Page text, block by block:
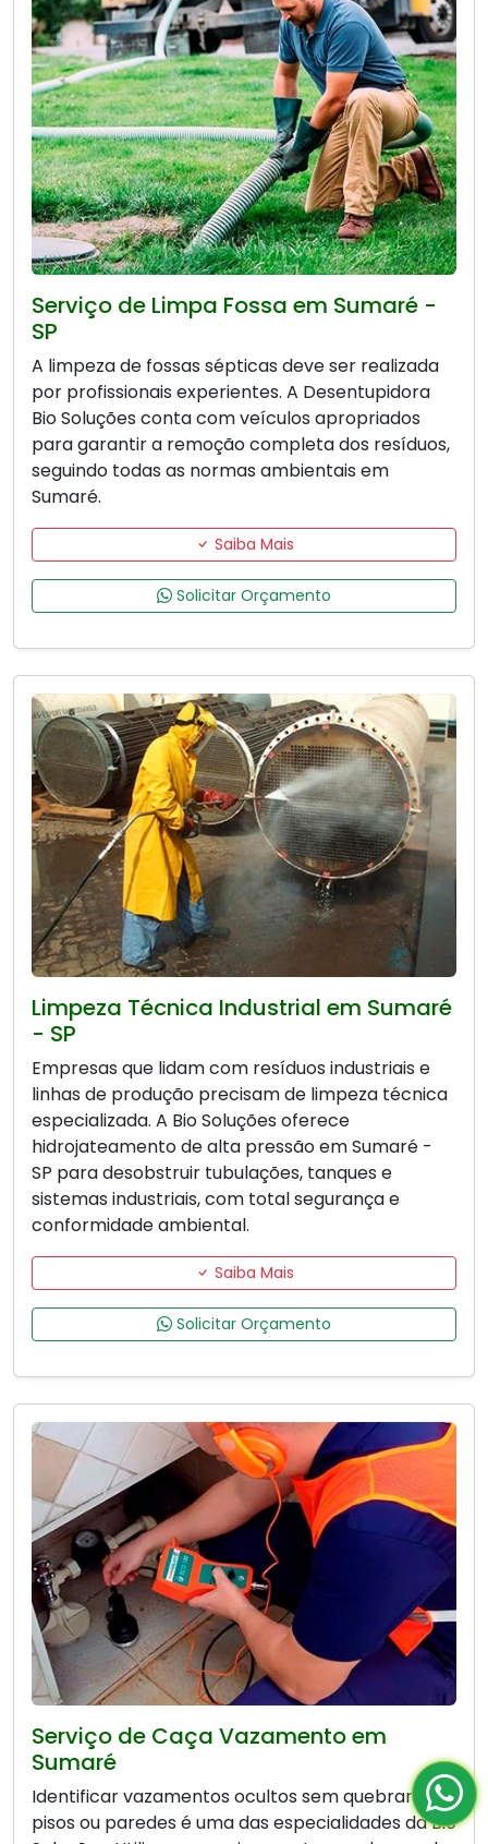
Serviço de Limpa Fossa em Sumaré -
SP
A limpeza de fossas sépticas deve ser realizada
por profissionais experientes. A Desentupidora
Bio Soluções conta com veículos apropriados
para garantir a remoção completa dos resíduos,
seguindo todas as normas ambientais em
Sumaré.
Saiba Mais
Solicitar Orçamento
Limpeza Técnica Industrial em Sumaré
- SP
Empresas que lidam com resíduos industriais e
linhas de produção precisam de limpeza técnica
especializada. A Bio Soluções oferece
hidrojateamento de alta pressão em Sumaré -
SP para desobstruir tubulações, tanques e
sistemas industriais, com total segurança e
conformidade ambiental.
Saiba Mais
Solicitar Orçamento
Serviço de Caça Vazamento em
Sumaré
Identificar vazamentos ocultos sem quebrar
pisos ou paredes é uma das especialidades da Bio